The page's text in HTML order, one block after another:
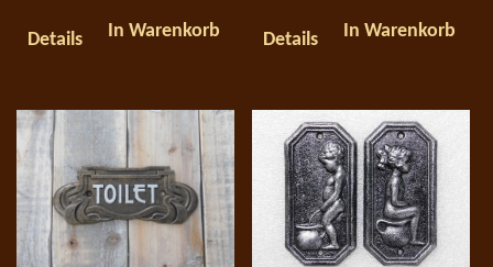
Details In Warenkorb Details In Warenkorb